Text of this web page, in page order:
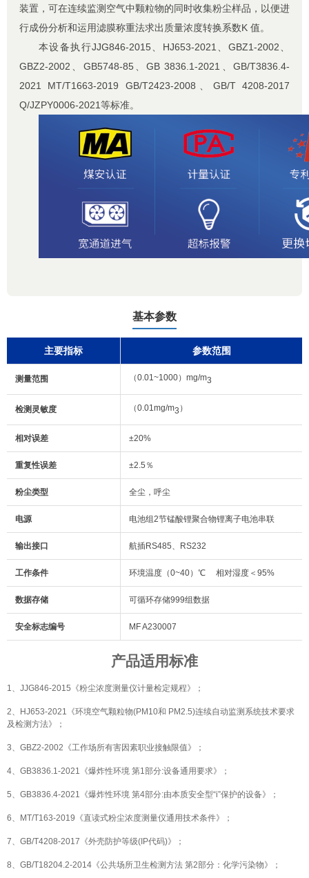
装置，可在连续监测空气中颗粒物的同时收集粉尘样品，以便进
行成份分析和运用滤膜称重法求出质量浓度转换系数K 值。
本设备执行JJG846-2015、HJ653-2021、GBZ1-2002、
GBZ2-2002、GB5748-85、GB 3836.1-2021、GB/T3836.4-
2021 MT/T1663-2019 GB/T2423-2008、GB/T 4208-2017
Q/JZPY0006-2021等标准。
基本参数
主要指标 参数范围
测量范围 （0.01~1000）mg/m3
检测灵敏度 （0.01mg/m3 ）
相对误差 ±20%
重复性误差 ±2.5％
粉尘类型 全尘，呼尘
电源 电池组2节锰酸锂聚合物锂离子电池串联
输出接口 航插RS485、RS232
工作条件 环境温度（0~40）℃ 相对湿度＜95%
数据存储 可循环存储999组数据
安全标志编号 MF A230007
产品适用标准
1、JJG846-2015《粉尘浓度测量仪计量检定规程》；
2、HJ653-2021《环境空气颗粒物(PM10和 PM2.5)连续自动监测系统技术要求
及检测方法》；
3、GBZ2-2002《工作场所有害因素职业接触限值》；
4、GB3836.1-2021《爆炸性环境 第1部分:设备通用要求》；
5、GB3836.4-2021《爆炸性环境 第4部分:由本质安全型“i”保护的设备》；
6、MT/T163-2019《直读式粉尘浓度测量仪通用技术条件》；
7、GB/T4208-2017《外壳防护等级(IP代码)》；
8、GB/T18204.2-2014《公共场所卫生检测方法 第2部分：化学污染物》；